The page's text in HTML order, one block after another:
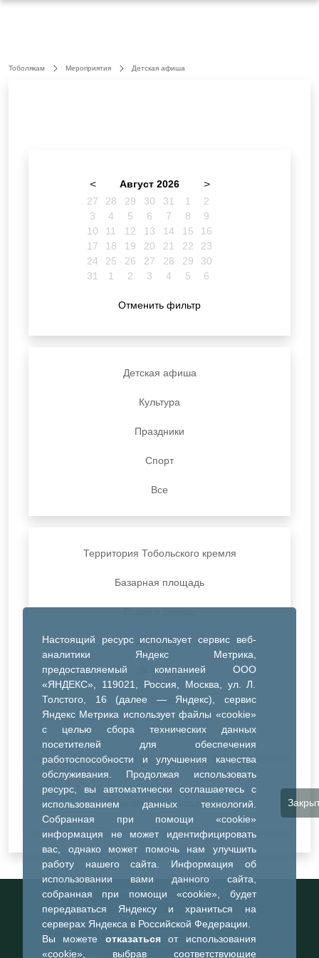
Настоящий ресурс использует сервис веб-
аналитики Яндекс Метрика,
предоставляемый компанией ООО
«ЯНДЕКС», 119021, Россия, Москва, ул. Л.
Толстого, 16 (далее — Яндекс), сервис
Яндекс Метрика использует файлы «cookie»
с целью сбора технических данных
посетителей для обеспечения
работоспособности и улучшения качества
обслуживания. Продолжая использовать
ресурс, вы автоматически соглашаетесь с
использованием данных технологий.
Собранная при помощи «cookie»
информация не может идентифицировать
вас, однако может помочь нам улучшить
работу нашего сайта. Информация об
использовании вами данного сайта,
собранная при помощи «cookie», будет
передаваться Яндексу и храниться на
серверах Яндекса в Российской Федерации.
Вы можете отказатьсяот использования
«cookie», выбрав соответствующие
Тоболякам Мероприятия Детская афиша
< Август 2026 >
27 28 29 30 31 1
2
3
4 5 6 7 8
9
10
11 12 13 14 15
16
17
18 19 20 21 22
23
24
25 26 27 28 29
30
31
1 2 3 4 5 6
Отменить фильтр
Детская афиша
Культура
Праздники
Спорт
Все
Территория Тобольского кремля
Базарная площадь
ДК Синтез
ДК Речник
ДК Водник
Иное
Очистить все фильтры
Информационный портал города
Тобольска
При использовании материалов ссылка на
портал обязательна
©2023-2026